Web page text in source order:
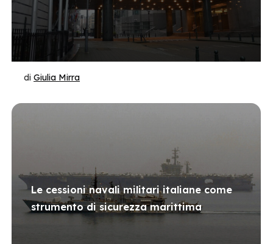
di Giulia Mirra
Le cessioni navali militari italiane come
strumento di sicurezza marittima